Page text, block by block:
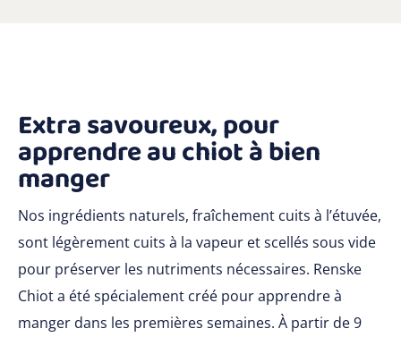
Extra savoureux, pour
apprendre au chiot à bien
manger
Nos ingrédients naturels, fraîchement cuits à l’étuvée,
sont légèrement cuits à la vapeur et scellés sous vide
pour préserver les nutriments nécessaires. Renske
Chiot a été spécialement créé pour apprendre à
manger dans les premières semaines. À partir de 9